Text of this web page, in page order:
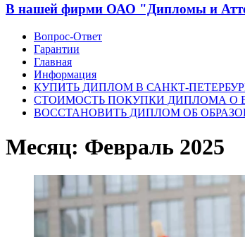
В нашей фирми ОАО "Дипломы и
Вопрос-Ответ
Гарантии
Главная
Информация
КУПИТЬ ДИПЛОМ В САНКТ-
СТОИМОСТЬ ПОКУПКИ ДИПЛОМА О
ВОССТАНОВИТЬ ДИПЛОМ ОБ
Месяц: Февраль 2025